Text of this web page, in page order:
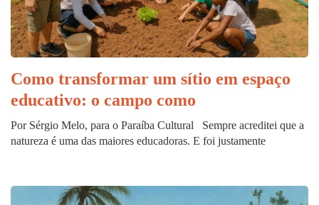
Como transformar um sítio em espaço
educativo: o campo como
Por Sérgio Melo, para o Paraíba Cultural Sempre acreditei que a
natureza é uma das maiores educadoras. E foi justamente